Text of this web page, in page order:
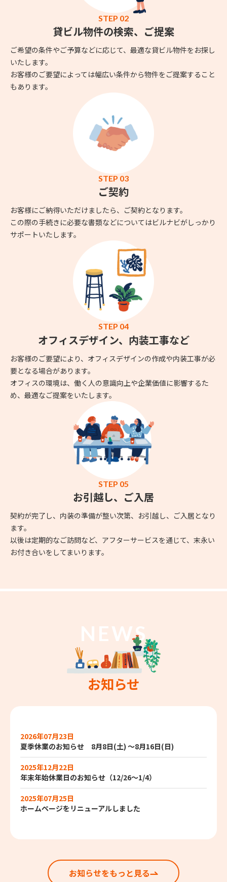
STEP 02
貸ビル物件の検索、ご提案
ご希望の条件やご予算などに応じて、最適な貸ビル物件をお探し
いたします。
お客様のご要望によっては幅広い条件から物件をご提案すること
もあります。
STEP 03
ご契約
お客様にご納得いただけましたら、ご契約となります。
この際の手続きに必要な書類などについてはビルナビがしっかり
サポートいたします。
STEP 04
オフィスデザイン、内装工事など
お客様のご要望により、オフィスデザインの作成や内装工事が必
要となる場合があります。
オフィスの環境は、働く人の意識向上や企業価値に影響するた
め、最適なご提案をいたします。
STEP 05
お引越し、ご入居
契約が完了し、内装の準備が整い次第、お引越し、ご入居となり
ます。
以後は定期的なご訪問など、アフターサービスを通じて、末永い
お付き合いをしてまいります。
NEWS
お知らせ
2026年07月23日
夏季休業のお知らせ 8月8日(土) ～8月16日(日)
2025年12月22日
年末年始休業日のお知らせ（12/26～1/4）
2025年07月25日
ホームページをリニューアルしました
お知らせをもっと見る